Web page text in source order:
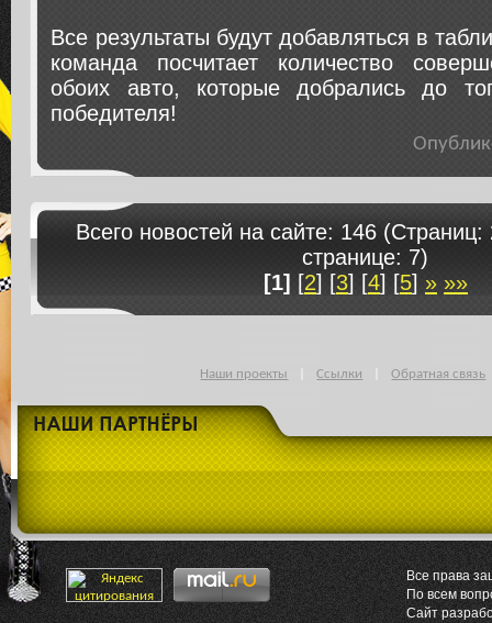
Все результаты будут добавляться в
команда посчитает количество
обоих авто, которые добрались до
победителя!
Всего новостей на сайте: 146
странице: 7)
[1] [2] [3] [4] [5] » »»
Наши проекты Ссылки Обратная связь
Все права
По всем
Сайт